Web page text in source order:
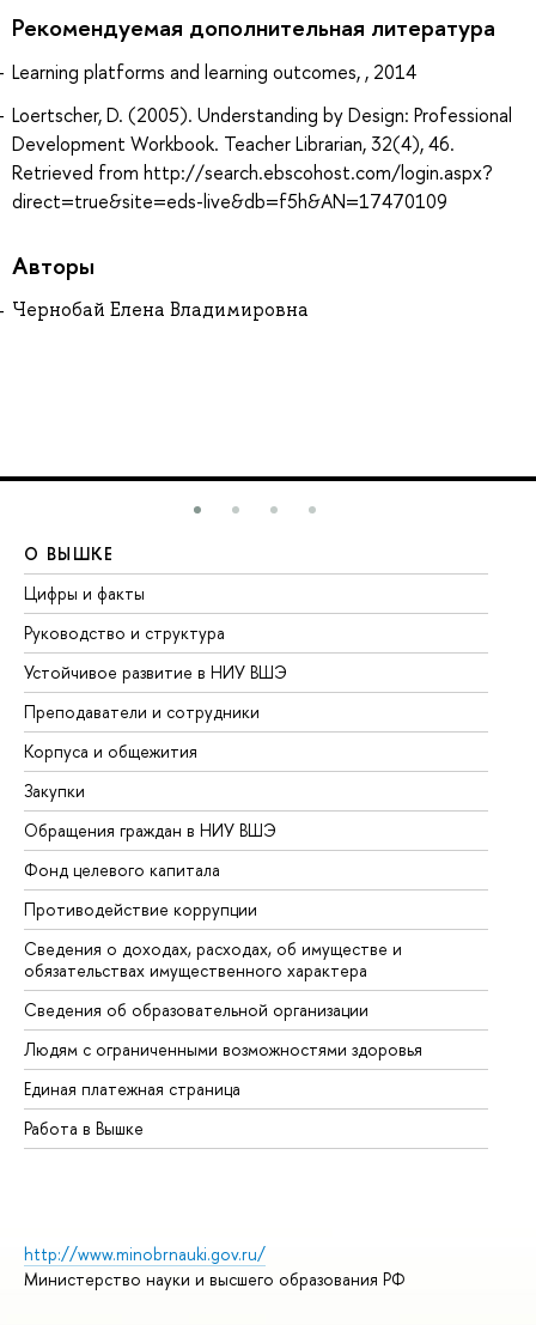
Рекомендуемая дополнительная литература
Learning platforms and learning outcomes, , 2014
Loertscher, D. (2005). Understanding by Design: Professional
Development Workbook. Teacher Librarian, 32(4), 46.
Retrieved from http://search.ebscohost.com/login.aspx?
direct=true&site=eds-live&db=f5h&AN=17470109
Авторы
Чернобай Елена Владимировна
О ВЫШКЕ
Цифры и факты
Руководство и структура
Устойчивое развитие в НИУ ВШЭ
Преподаватели и сотрудники
Корпуса и общежития
Закупки
Обращения граждан в НИУ ВШЭ
Фонд целевого капитала
Противодействие коррупции
Сведения о доходах, расходах, об имуществе и
обязательствах имущественного характера
Сведения об образовательной организации
Людям с ограниченными возможностями здоровья
Единая платежная страница
Работа в Вышке
http://www.minobrnauki.gov.ru/
Министерство науки и высшего образования РФ